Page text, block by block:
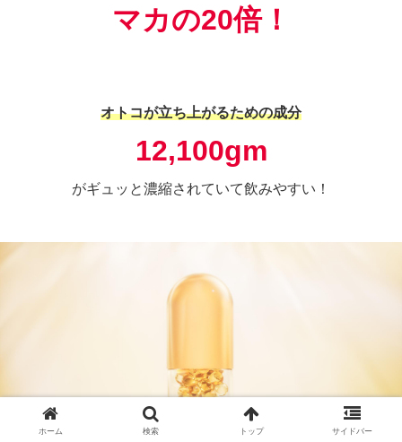
マカの20倍！
オトコが立ち上がるための成分
12,100gm
がギュッと濃縮されていて飲みやすい！
ホーム 検索 トップ サイドバー